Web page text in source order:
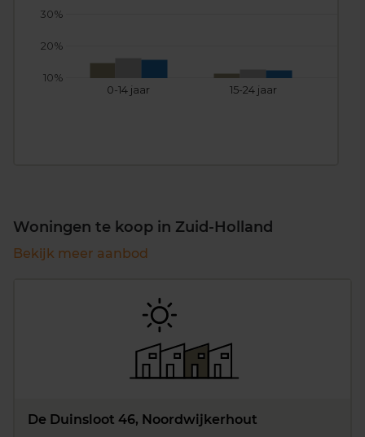
0-14 jaar 15-24 jaar
10%
20%
30%
Woningen te koop in Zuid-Holland
Bekijk meer aanbod
De Duinsloot 46, Noordwijkerhout